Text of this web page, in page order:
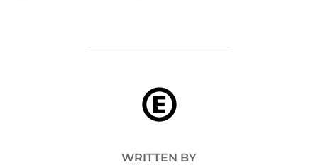
POST AUTHOR
WRITTEN BY